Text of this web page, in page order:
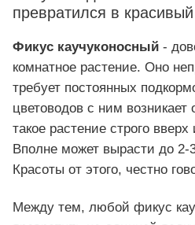
превратился в красивый
Фикус каучуконосный -
комнатное растение. Оно
требует постоянных
цветоводов с ним возникает
такое растение строго
Вполне может вырасти до 2-
Красоты от этого, честно
Между тем, любой фикус